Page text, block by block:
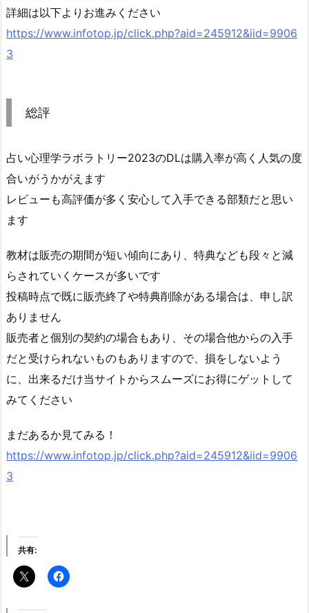
詳細は以下よりお進みください
https://www.infotop.jp/click.php?aid=245912&iid=9906
3
総評
占い心理学ラボラトリー2023のDLは購入率が高く人気の度
合いがうかがえます
レビューも高評価が多く安心して入手できる部類だと思い
ます
教材は販売の期間が短い傾向にあり、特典なども段々と減
らされていくケースが多いです
投稿時点で既に販売終了や特典削除がある場合は、申し訳
ありません
販売者と個別の契約の場合もあり、その場合他からの入手
だと受けられないものもありますので、損をしないよう
に、出来るだけ当サイトからスムーズにお得にゲットして
みてください
まだあるか見てみる！
https://www.infotop.jp/click.php?aid=245912&iid=9906
3
共有: